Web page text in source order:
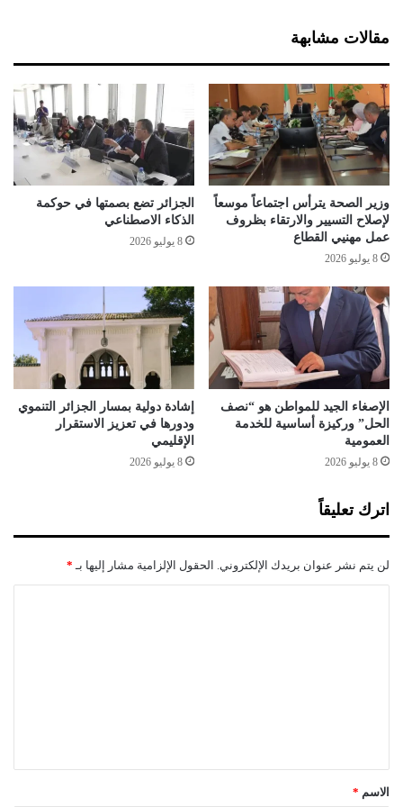
ر
ض
ا
ب
ت
ل
م
س
ن
م
ن
ا
ل
ا
س
م
ن
خ
ل
ا
س
ن
ة
2
0
2
0
مقالات مشابهة
وزير الصحة يترأس اجتماعاً موسعاً
لإصلاح التسيير والارتقاء بظروف
عمل مهنيي القطاع
8 يوليو 2026
الجزائر تضع بصمتها في حوكمة
الذكاء الاصطناعي
8 يوليو 2026
الإصغاء الجيد للمواطن هو “نصف
الحل” وركيزة أساسية للخدمة
العمومية
8 يوليو 2026
إشادة دولية بمسار الجزائر التنموي
ودورها في تعزيز الاستقرار
الإقليمي
8 يوليو 2026
اترك تعليقاً
لن يتم نشر عنوان بريدك الإلكتروني. الحقول الإلزامية مشار إليها بـ *
*الاسم *